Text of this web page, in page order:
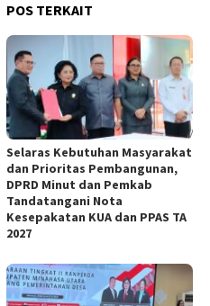
POS TERKAIT
Selaras Kebutuhan Masyarakat
dan Prioritas Pembangunan,
DPRD Minut dan Pemkab
Tandatangani Nota
Kesepakatan KUA dan PPAS TA
2027